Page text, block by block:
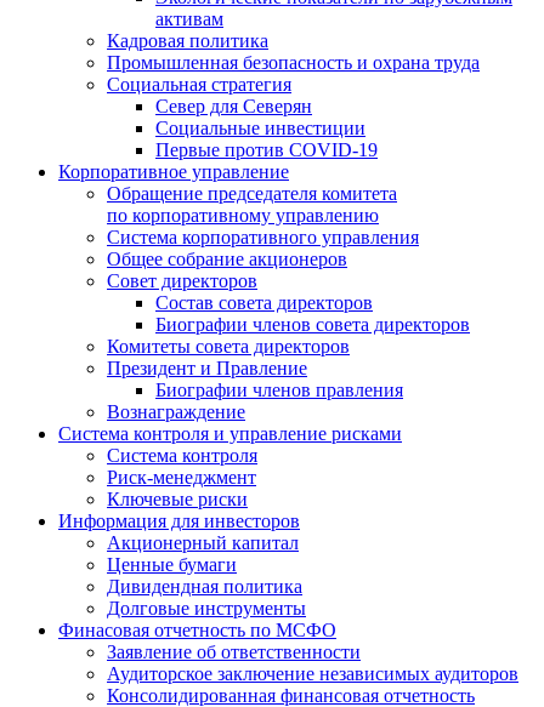
активам
Кадровая политика
Промышленная безопасность и охрана труда
Социальная стратегия
Север для Северян
Социальные инвестиции
Первые против COVID‑19
Корпоративное управление
Обращение председателя комитета
по корпоративному управлению
Система корпоративного управления
Общее собрание акционеров
Совет директоров
Состав совета директоров
Биографии членов совета директоров
Комитеты совета директоров
Президент и Правление
Биографии членов правления
Вознаграждение
Система контроля и управление рисками
Система контроля
Риск-менеджмент
Ключевые риски
Информация для инвесторов
Акционерный капитал
Ценные бумаги
Дивидендная политика
Долговые инструменты
Финасовая отчетность по МСФО
Заявление об ответственности
Аудиторское заключение независимых аудиторов
Консолидированная финансовая отчетность